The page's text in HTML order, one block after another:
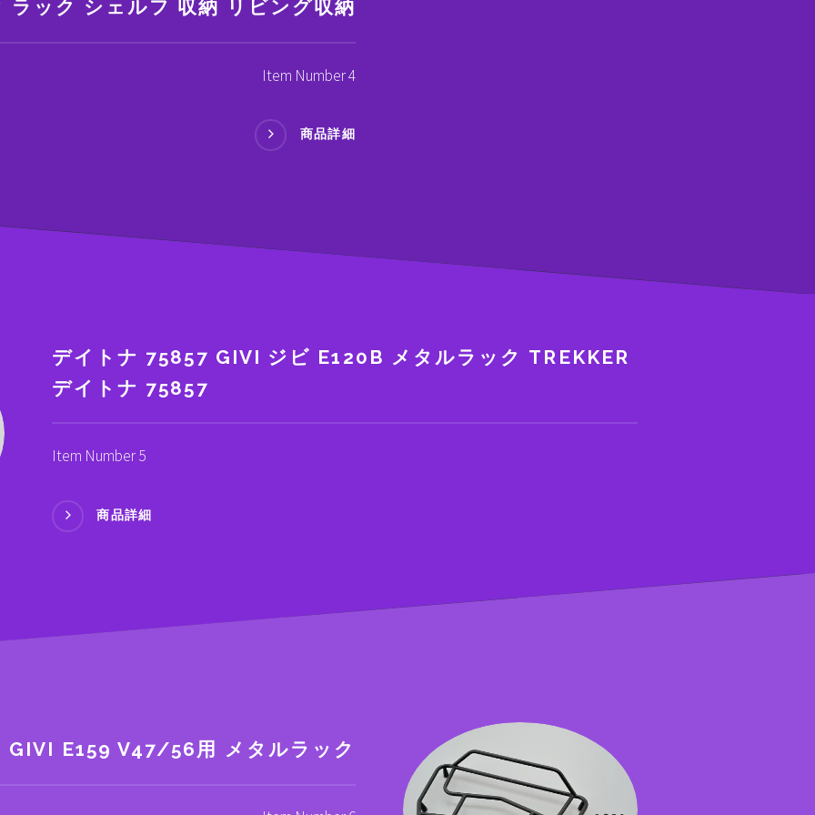
ラック シェルフ 収納 リビング収納
Item Number 4
商品詳細
デイトナ 75857 GIVI ジビ E120B メタルラック TREKKER
デイトナ 75857
Item Number 5
商品詳細
E159 V47/56用 メタルラック